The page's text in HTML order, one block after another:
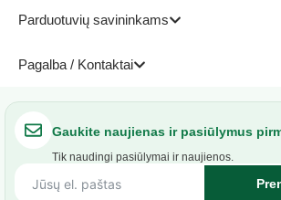
Parduotuvių savininkams
Pagalba / Kontaktai
Gaukite naujienas ir pasiūlymus
Tik naudingi pasiūlymai ir naujienos.